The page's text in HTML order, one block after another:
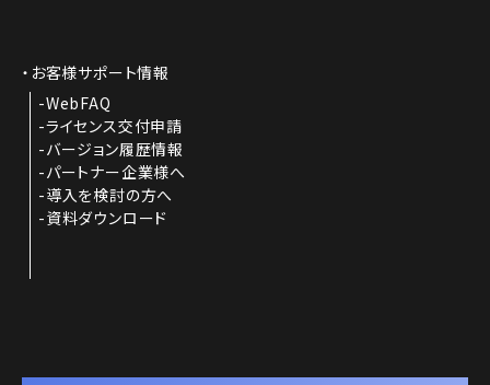
お客様サポート情報
WebFAQ
ライセンス交付申請
バージョン履歴情報
パートナー企業様へ
導入を検討の方へ
資料ダウンロード